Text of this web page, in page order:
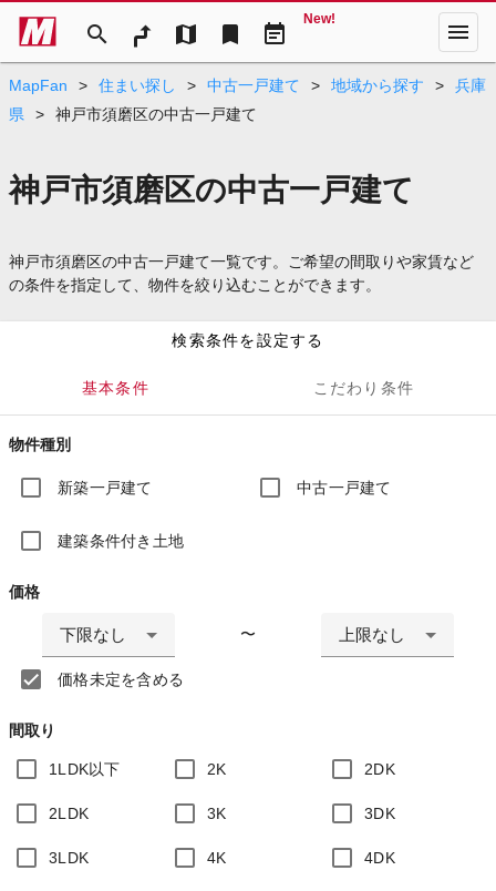
search map bookmark event_note
New! menu
MapFan > 住まい探し > 中古一戸建て > 地域から探す >
兵庫
県
> 神戸市須磨区の中古一戸建て
神戸市須磨区の中古一戸建て
神戸市須磨区の中古一戸建て一覧です。ご希望の間取りや家賃など
の条件を指定して、物件を絞り込むことができます。
検索条件を設定する
基本条件 こだわり条件
物件種別
新築一戸建て 中古一戸建て
建築条件付き土地
価格
下限なし 〜 上限なし
価格未定を含める
間取り
1LDK以下 2K 2DK
2LDK 3K 3DK
3LDK 4K 4DK